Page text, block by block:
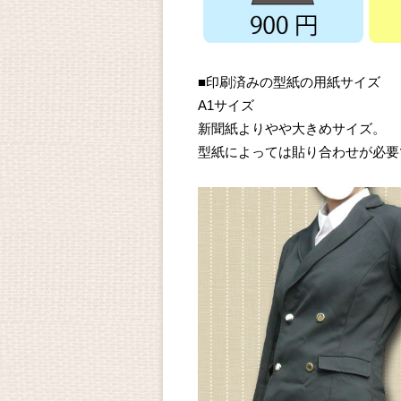
■印刷済みの型紙の用紙サイズ
A1サイズ
新聞紙よりやや大きめサイズ。
型紙によっては貼り合わせが必